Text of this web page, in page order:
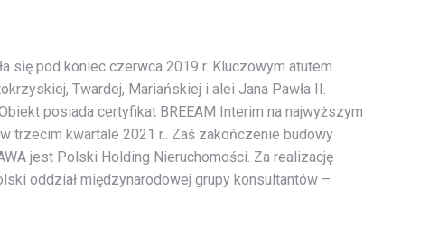
się pod koniec czerwca 2019 r. Kluczowym atutem
Twardej, Mariańskiej i alei Jana Pawła II.
posiada certyfikat BREEAM Interim na najwyższym
trzecim kwartale 2021 r.. Zaś zakończenie budowy
jest Polski Holding Nieruchomości. Za realizację
oddział międzynarodowej grupy konsultantów –